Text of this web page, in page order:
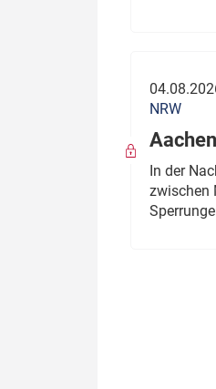
NRW
In der
zwischen